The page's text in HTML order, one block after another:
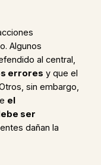
Algunos
al central,
errores y que el
sin embargo,
el
ser
dañan la